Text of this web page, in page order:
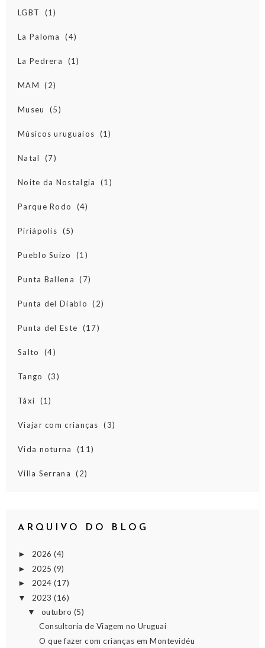
LGBT (1)
La Paloma (4)
La Pedrera (1)
MAM (2)
Museu (5)
Músicos uruguaios (1)
Natal (7)
Noite da Nostalgia (1)
Parque Rodo (4)
Piriápolis (5)
Pueblo Suizo (1)
Punta Ballena (7)
Punta del Diablo (2)
Punta del Este (17)
Salto (4)
Tango (3)
Táxi (1)
Viajar com crianças (3)
Vida noturna (11)
Villa Serrana (2)
ARQUIVO DO BLOG
► 2026 (4)
► 2025 (9)
► 2024 (17)
▼ 2023 (16)
▼ outubro (5)
Consultoria de Viagem no Uruguai
O que fazer com crianças em Montevidéu